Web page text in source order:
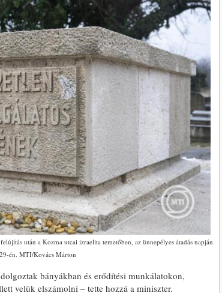
után a Kozma utcai izraelita temetőben, az ünnepélyes átadás napján
én. MTI/Kovács Márton
bányákban és erődítési munkálatokon,
velük elszámolni – tette hozzá a miniszter.
EMLÉKTÁBLÁT ÁLLÍTOTTAK
A KÖRÖSTARCSÁRÓL
ELHURCOLT ZSIDÓSÁG
TISZTELETÉRE